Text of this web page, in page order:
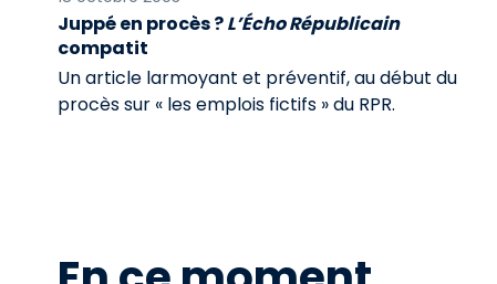
Juppé en procès ?L’Écho Républicain
compatit
Un article larmoyant et préventif, au début du
procès sur « les emplois fictifs » du RPR.